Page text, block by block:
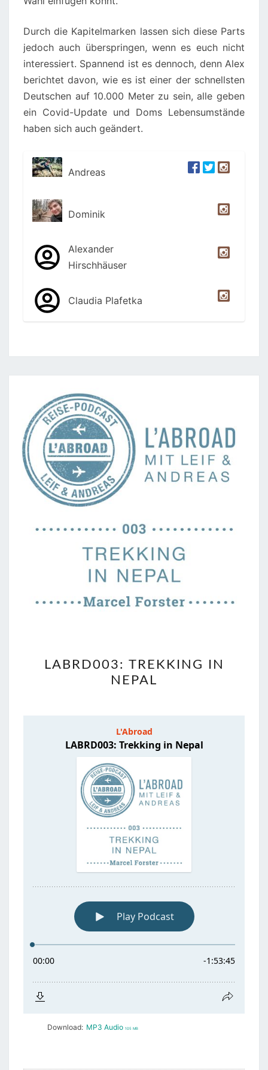
Durch die Kapitelmarken lassen sich diese Parts
jedoch auch überspringen, wenn es euch nicht
interessiert. Spannend ist es dennoch, denn Alex
berichtet davon, wie es ist einer der schnellsten
Deutschen auf 10.000 Meter zu sein, alle geben
ein Covid-Update und Doms Lebensumstände
haben sich auch geändert.
Andreas
Dominik
Alexander
Hirschhäuser
Claudia Plafetka
TREKKING
IN
LABRD003: TREKKING IN
NEPAL
Download: MP3 Audio 105 MB